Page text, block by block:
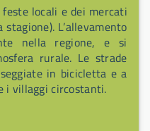
locali e dei mercati
L’allevamento
nella regione, e si
rurale. Le strade
in bicicletta e a
i villaggi circostanti.